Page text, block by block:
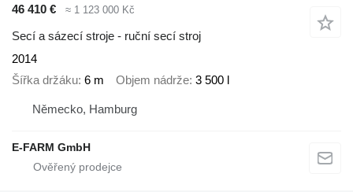
46 410 €
≈ 1 123 000 Kč
Secí a sázecí stroje - ruční secí stroj
2014
Šířka držáku 6 m Objem nádrže 3 500 l
Německo, Hamburg
E-FARM GmbH